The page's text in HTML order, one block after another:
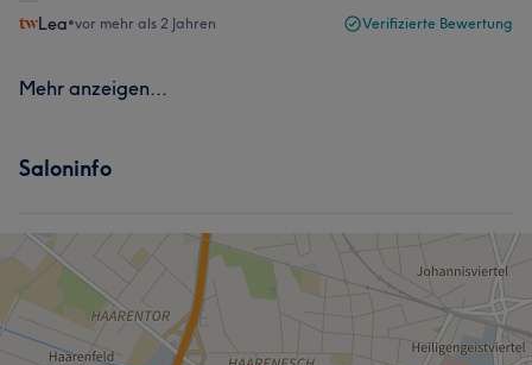
Lea•vor mehr als 2 Jahren Verifizierte Bewertung
Mehr anzeigen...
Saloninfo